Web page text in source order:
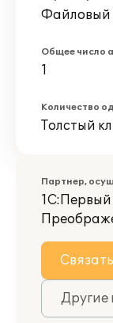
Файловый
Общее число
1
Количество
Толстый
Партнер,
1С:Первый
Другие